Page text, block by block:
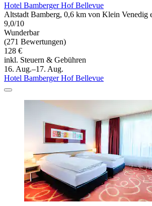
Hotel Bamberger Hof Bellevue
Altstadt Bamberg, 0,6 km von Klein Venedig
9,0/10
Wunderbar
(271 Bewertungen)
128 €
inkl. Steuern & Gebühren
16. Aug.–17. Aug.
Hotel Bamberger Hof Bellevue